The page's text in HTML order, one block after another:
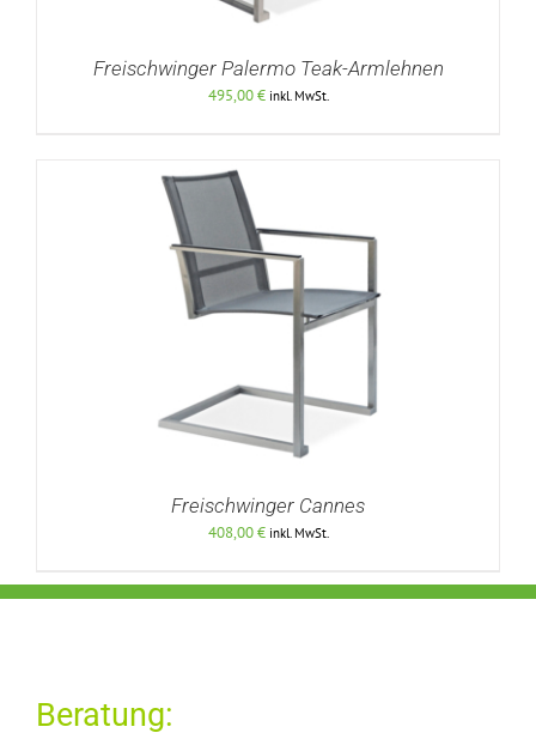
DETAILS
Freischwinger Palermo Teak-Armlehnen
495,00€ inkl. MwSt.
Freischwinger Cannes
408,00€ inkl. MwSt.
Beratung: